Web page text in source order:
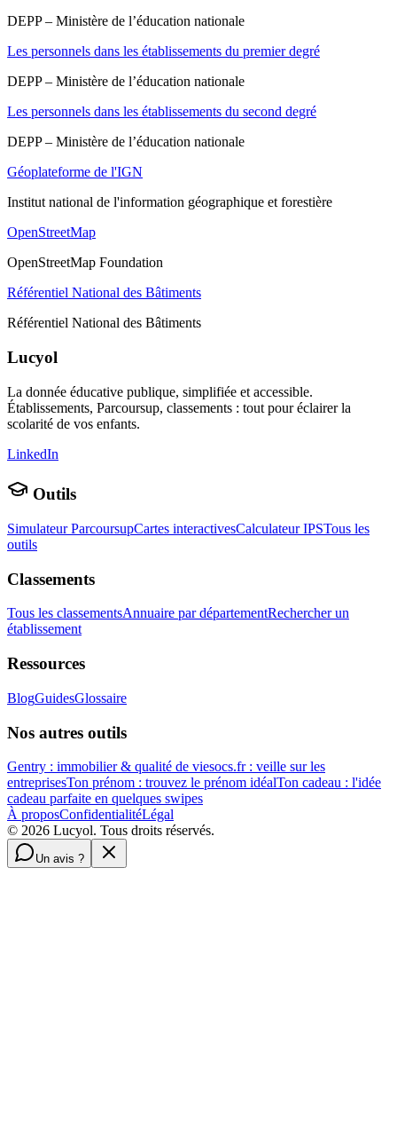
DEPP – Ministère de l’éducation nationale
Les personnels dans les établissements du premier degré
DEPP – Ministère de l’éducation nationale
Les personnels dans les établissements du second degré
DEPP – Ministère de l’éducation nationale
Géoplateforme de l'IGN
Institut national de l'information géographique et forestière
OpenStreetMap
OpenStreetMap Foundation
Référentiel National des Bâtiments
Référentiel National des Bâtiments
Lucyol
La donnée éducative publique, simplifiée et accessible.
Établissements, Parcoursup, classements : tout pour éclairer la
scolarité de vos enfants.
LinkedIn
Outils
Simulateur ParcoursupCartes interactivesCalculateur IPSTous les
outils
Classements
Tous les classementsAnnuaire par départementRechercher un
établissement
Ressources
BlogGuidesGlossaire
Nos autres outils
Gentry : immobilier & qualité de viesocs.fr : veille sur les
entreprisesTon prénom : trouvez le prénom idéalTon cadeau : l'idée
cadeau parfaite en quelques swipes
À proposConfidentialitéLégal
© 2026 Lucyol. Tous droits réservés.
Un avis ?